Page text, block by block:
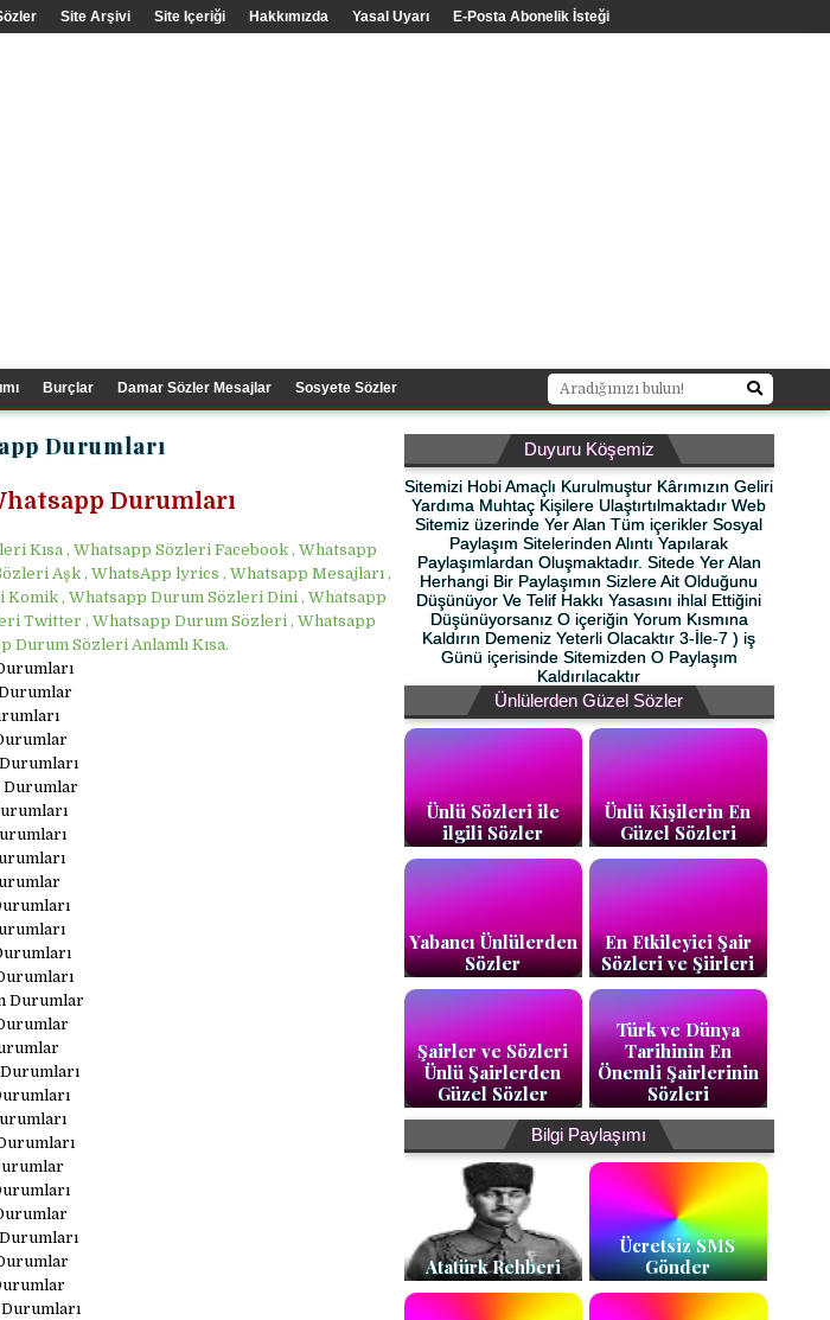
Site Arşivi Site Içeriği Hakkımızda Yasal Uyarı E-Posta Abonelik İsteği
Burçlar Damar Sözler Mesajlar Sosyete Sözler
Durumları
Durumları
Kısa , Whatsapp Sözleri Facebook , Whatsapp
Aşk , WhatsApp lyrics , Whatsapp Mesajları ,
, Whatsapp Durum Sözleri Dini , Whatsapp
Twitter , Whatsapp Durum Sözleri , Whatsapp
Durum Sözleri Anlamlı Kısa.
Durumlar
Durumlar
Durumları
Durumları
Duyuru Köşemiz
Sitemizi Hobi Amaçlı Kurulmuştur Kârımızın Geliri
Yardıma Muhtaç Kişilere Ulaştırtılmaktadır Web
Sitemiz üzerinde Yer Alan Tüm içerikler Sosyal
Paylaşım Sitelerinden Alıntı Yapılarak
Paylaşımlardan Oluşmaktadır. Sitede Yer Alan
Herhangi Bir Paylaşımın Sizlere Ait Olduğunu
Düşünüyor Ve Telif Hakkı Yasasını ihlal Ettiğini
Düşünüyorsanız O içeriğin Yorum Kısmına
Kaldırın Demeniz Yeterli Olacaktır 3-İle-7 ) iş
Günü içerisinde Sitemizden O Paylaşım
Kaldırılacaktır
Ünlülerden Güzel Sözler
Ünlü Sözleri ile
ilgili Sözler
Ünlü Kişilerin En
Güzel Sözleri
Yabancı Ünlülerden
Sözler
En Etkileyici Şair
Sözleri ve Şiirleri
Şairler ve Sözleri
Ünlü Şairlerden
Güzel Sözler
Türk ve Dünya
Tarihinin En
Önemli Şairlerinin
Sözleri
Bilgi Paylaşımı
Atatürk Rehberi
Ücretsiz SMS
Gönder